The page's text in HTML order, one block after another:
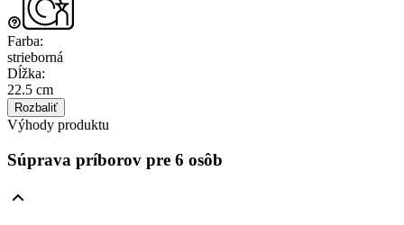
Farba:
strieborná
Dĺžka:
22.5 cm
Rozbaliť
Výhody produktu
Súprava príborov pre 6 osôb